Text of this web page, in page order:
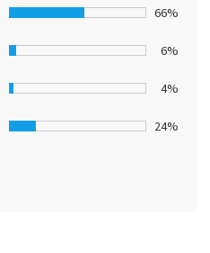
66%
6%
4%
24%